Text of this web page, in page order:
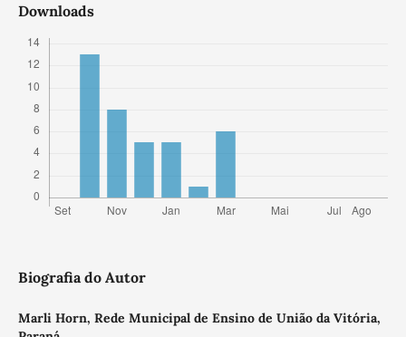
Downloads
Biografia do Autor
Marli Horn, Rede Municipal de Ensino de União da Vitória,